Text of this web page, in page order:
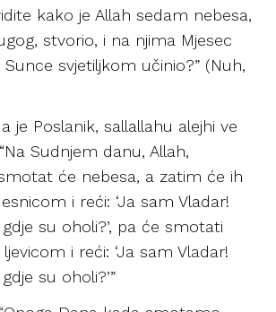
kako je Allah sedam nebesa,
stvorio, i na njima Mjesec
svjetiljkom učinio?” (Nuh,
je Poslanik, sallallahu alejhi ve
Sudnjem danu, Allah,
će nebesa, a zatim će ih
i reći: ‘Ja sam Vladar!
su oholi?’, pa će smotati
i reći: ‘Ja sam Vladar!
su oholi?’”